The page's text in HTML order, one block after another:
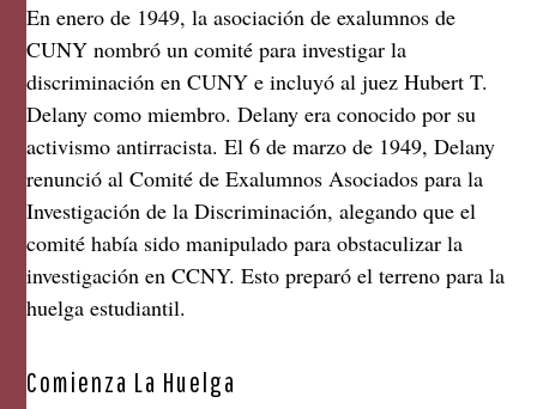
En enero de 1949, la asociación de exalumnos de
CUNY nombró un comité para investigar la
discriminación en CUNY e incluyó al juez Hubert T.
Delany como miembro. Delany era conocido por su
activismo antirracista. El 6 de marzo de 1949, Delany
renunció al Comité de Exalumnos Asociados para la
Investigación de la Discriminación, alegando que el
comité había sido manipulado para obstaculizar la
investigación en CCNY. Esto preparó el terreno para la
huelga estudiantil.
Comienza La Huelga